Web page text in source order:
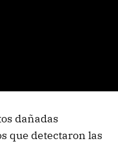
dañadas
que detectaron las